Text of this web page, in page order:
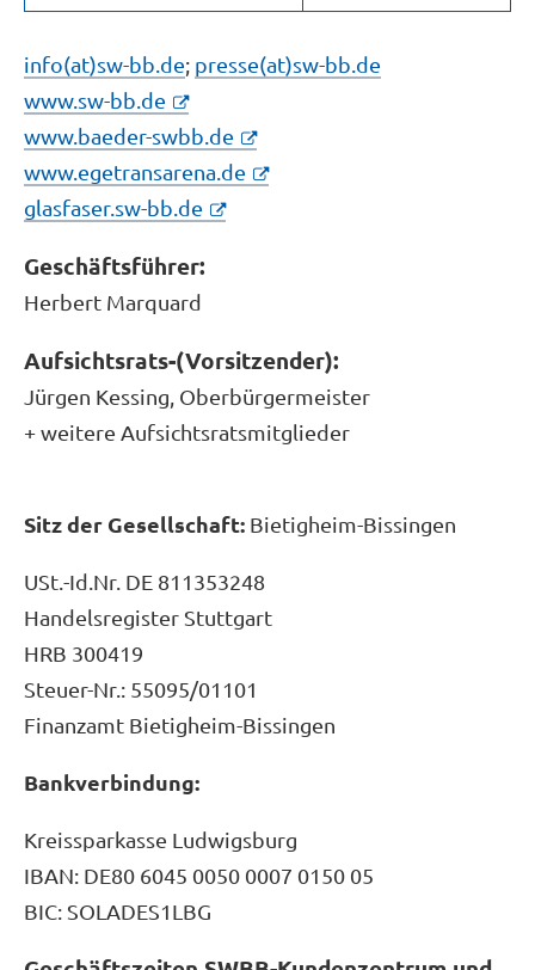
info(at)sw-bb.de; presse(at)sw-bb.de
www.sw-bb.de
www.baeder-swbb.de
www.egetransarena.de
glasfaser.sw-bb.de
Geschäftsführer:
Herbert Marquard
Aufsichtsrats-(Vorsitzender):
Jürgen Kessing, Oberbürgermeister
+ weitere Aufsichtsratsmitglieder
Sitz der Gesellschaft: Bietigheim-Bissingen
USt.-Id.Nr. DE 811353248
Handelsregister Stuttgart
HRB 300419
Steuer-Nr.: 55095/01101
Finanzamt Bietigheim-Bissingen
Bankverbindung:
Kreissparkasse Ludwigsburg
IBAN: DE80 6045 0050 0007 0150 05
BIC: SOLADES1LBG